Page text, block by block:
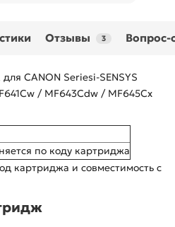
Отзывы 3 Вопрос-
CANON Seriesi-SENSYS
/ MF643Cdw / MF645Cx
по коду картриджа
картриджа и совместимость с